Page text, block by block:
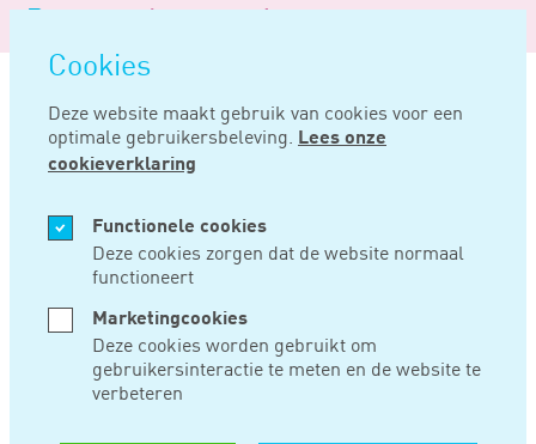
overslaan
Cookies
Deze website maakt gebruik van cookies voor een
optimale gebruikersbeleving. Lees onze
cookieverklaring
Functionele cookies
Deze cookies zorgen dat de website normaal
functioneert
Marketingcookies
Deze cookies worden gebruikt om
gebruikersinteractie te meten en de website te
verbeteren
Logo
Noord
Negentig
Home Nieuws
MEI 25, 2020
DOOR
OPSCHORTENDE
VOORWAARDEN